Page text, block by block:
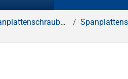
Holzschrauben